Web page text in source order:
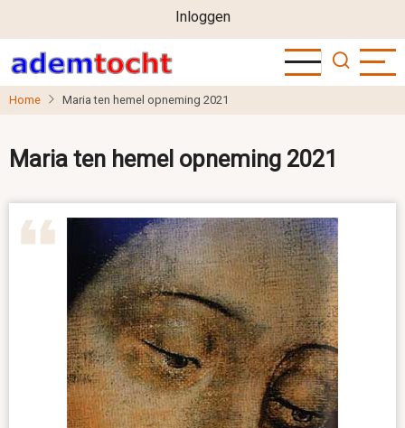
naar
de
inhoud
User
account
menu
Inloggen
Home Maria ten hemel opneming 2021
Maria ten hemel opneming 2021